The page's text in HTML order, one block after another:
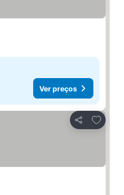
Ver preços
Partilhar